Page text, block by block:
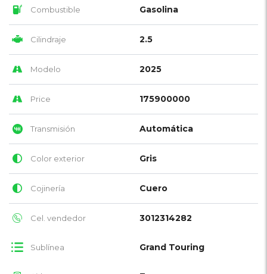
Combustible Gasolina
Cilindraje 2.5
Modelo 2025
Price 175900000
Transmisión Automática
Color exterior Gris
Cojinería Cuero
Cel. vendedor 3012314282
Sublínea Grand Touring